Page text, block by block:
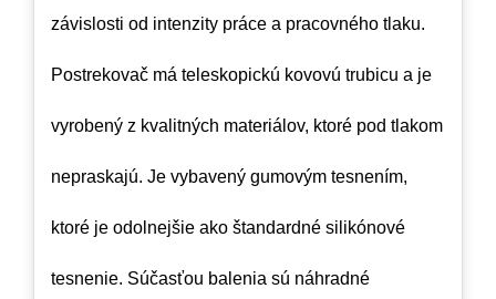
závislosti od intenzity práce a pracovného tlaku.
Postrekovač má teleskopickú kovovú trubicu a je
vyrobený z kvalitných materiálov, ktoré pod tlakom
nepraskajú. Je vybavený gumovým tesnením,
ktoré je odolnejšie ako štandardné silikónové
tesnenie. Súčasťou balenia sú náhradné